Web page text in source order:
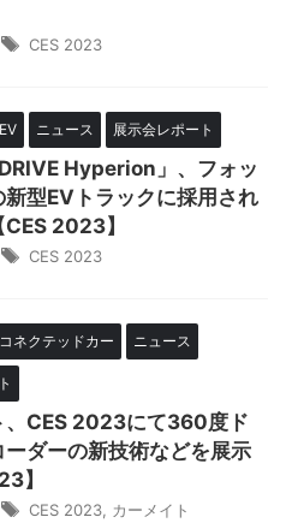
CES 2023
EV ニュース 展示会レポート
Hyperion」、フォッ
新型EVトラックに採用され
2023】
CES 2023
コネクテッドカー ニュース
、CES 2023にて360度ド
ーダーの新技術などを展示
】
CES 2023 カーメイト